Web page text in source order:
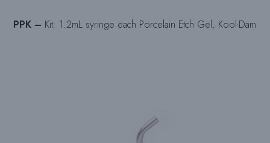
PPK – Kit: 1.2mL syringe each Porcelain Etch Gel, Kool-Dam